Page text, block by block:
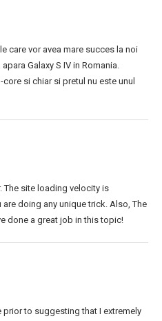
care vor avea mare succes la noi
Galaxy S IV in Romania.
si chiar si pretul nu este unul
The site loading velocity is
doing any unique trick. Also, The
done a great job in this topic!
to suggesting that I extremely